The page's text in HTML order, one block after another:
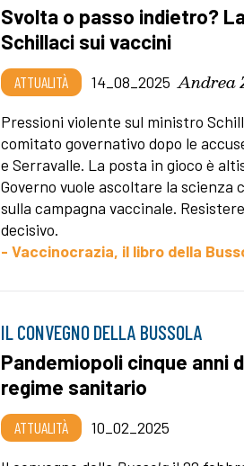
Svolta o passo indietro?
Schillaci sui vaccini
ATTUALITÀ 14_08_2025 Andrea
Pressioni violente sul ministro
comitato governativo dopo le
e Serravalle. La posta in gioco è
Governo vuole ascoltare la
sulla campagna vaccinale.
decisivo.
- Vaccinocrazia, il libro della
IL CONVEGNO DELLA BUSSOLA
Pandemiopoli cinque anni
regime sanitario
ATTUALITÀ
10_02_2025